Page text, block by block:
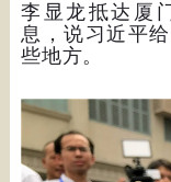
李显龙抵达厦
息，说习近平
些地方。